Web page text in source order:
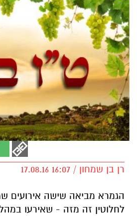
רן בן שמחון / 16:07 17.08.16
הגמרא מביאה שישה אירועים
לחלוטין זה מזה - שאירעו